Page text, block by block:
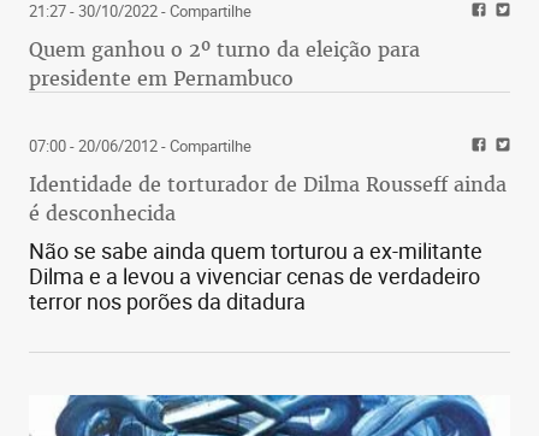
21:27 - 30/10/2022- Compartilhe
Quem ganhou o 2º turno da eleição para
presidente em Pernambuco
07:00 - 20/06/2012- Compartilhe
Identidade de torturador de Dilma Rousseff ainda
é desconhecida
Não se sabe ainda quem torturou a ex-militante
Dilma e a levou a vivenciar cenas de verdadeiro
terror nos porões da ditadura